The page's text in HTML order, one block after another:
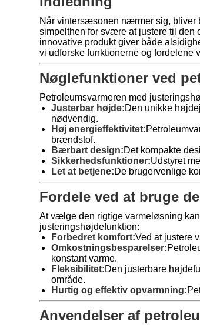
Når vintersæsonen nærmer sig, bliver
simpelthen for svære at justere til den
innovative produkt giver både
vi udforske funktionerne og fordelene
Nøglefunktioner ved
Petroleumsvarmeren med
Justerbar højde:Den unikke
nødvendig.
Høj energieffektivitet:
brændstof.
Bærbart design:Det kompakte
Sikkerhedsfunktioner:Udstyret
Let at betjene:De brugervenlige
Fordele ved at bruge
At vælge den rigtige varmeløsning
justeringshøjdefunktion:
Forbedret komfort:Ved at justere
Omkostningsbesparelser:
konstant varme.
Fleksibilitet:Den justerbare
område.
Hurtig og effektiv opvarmning:
Anvendelser af